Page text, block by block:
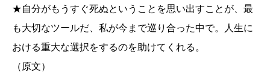
★自分がもうすぐ死ぬということを思い出すことが、最
も大切なツールだ、私が今まで巡り合った中で。人生に
おける重大な選択をするのを助けてくれる。
（原文）